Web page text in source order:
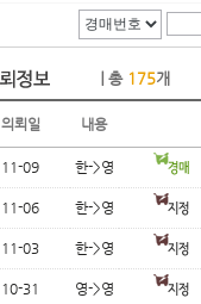
｜총 175개
의뢰일 내용
11-09 한->영
11-06 한->영
11-03 한->영
10-31 영->영